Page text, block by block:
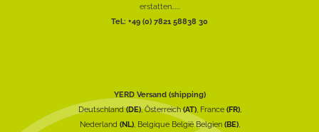
erstatten......
Tel.: +49 (0) 7821 58838 30
YERD Versand (shipping)
Deutschland(DE), Österreich(AT), France (FR),
Nederland (NL), Belgique België Belgien (BE),